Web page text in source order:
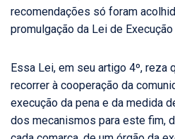
recomendações só foram
promulgação da Lei de Execução
Essa Lei, em seu artigo 4º, reza
recorrer à cooperação da
execução da pena e da medida
dos mecanismos para este fim,